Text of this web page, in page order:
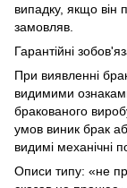
випадку, якщо він
замовляв.
Гарантійні
При виявленні
видимими
бракованого
умов виник брак
видимі механічні
Описи типу: «не